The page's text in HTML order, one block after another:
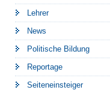
Lehrer
News
Politische Bildung
Reportage
Seiteneinsteiger